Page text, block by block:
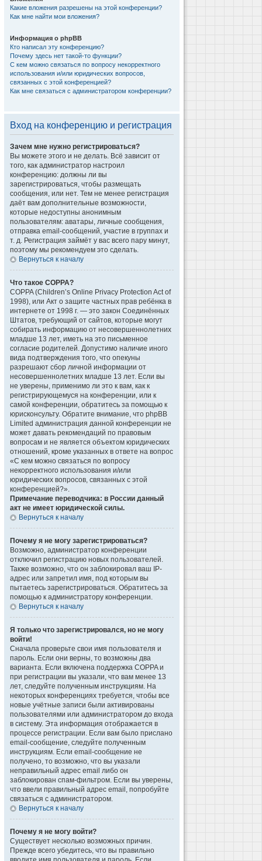
Какие вложения разрешены на этой конференции?
Как мне найти мои вложения?
Информация о phpBB
Кто написал эту конференцию?
Почему здесь нет такой-то функции?
С кем можно связаться по вопросу некорректного
использования и/или юридических вопросов,
связанных с этой конференцией?
Как мне связаться с администратором конференции?
Вход на конференцию и регистрация
Зачем мне нужно регистрироваться?
Вы можете этого и не делать. Всё зависит от
того, как администратор настроил
конференцию: должны ли вы
зарегистрироваться, чтобы размещать
сообщения, или нет. Тем не менее регистрация
даёт вам дополнительные возможности,
которые недоступны анонимным
пользователям: аватары, личные сообщения,
отправка email-сообщений, участие в группах и
т. д. Регистрация займёт у вас всего пару минут,
поэтому мы рекомендуем это сделать.
Вернуться к началу
Что такое COPPA?
COPPA (Children’s Online Privacy Protection Act of
1998), или Акт о защите частных прав ребёнка в
интернете от 1998 г. — это закон Соединённых
Штатов, требующий от сайтов, которые могут
собирать информацию от несовершеннолетних
младше 13 лет, иметь на это письменное
согласие родителей. Допустимо наличие иного
вида подтверждения того, что опекуны
разрешают сбор личной информации от
несовершеннолетних младше 13 лет. Если вы
не уверены, применимо ли это к вам, как к
регистрирующемуся на конференции, или к
самой конференции, обратитесь за помощью к
юрисконсульту. Обратите внимание, что phpBB
Limited администрация данной конференции не
может давать рекомендаций по правовым
вопросам и не является объектом юридических
отношений, кроме указанных в ответе на вопрос
«С кем можно связаться по вопросу
некорректного использования и/или
юридических вопросов, связанных с этой
конференцией?».
Примечание переводчика: в России данный
акт не имеет юридической силы.
Вернуться к началу
Почему я не могу зарегистрироваться?
Возможно, администратор конференции
отключил регистрацию новых пользователей.
Также возможно, что он заблокировал ваш IP-
адрес или запретил имя, под которым вы
пытаетесь зарегистрироваться. Обратитесь за
помощью к администратору конференции.
Вернуться к началу
Я только что зарегистрировался, но не могу
войти!
Сначала проверьте свои имя пользователя и
пароль. Если они верны, то возможны два
варианта. Если включена поддержка COPPA и
при регистрации вы указали, что вам менее 13
лет, следуйте полученным инструкциям. На
некоторых конференциях требуется, чтобы все
новые учётные записи были активированы
пользователями или администратором до входа
в систему. Эта информация отображается в
процессе регистрации. Если вам было прислано
email-сообщение, следуйте полученным
инструкциям. Если email-сообщение не
получено, то возможно, что вы указали
неправильный адрес email либо он
заблокирован спам-фильтром. Если вы уверены,
что ввели правильный адрес email, попробуйте
связаться с администратором.
Вернуться к началу
Почему я не могу войти?
Существует несколько возможных причин.
Прежде всего убедитесь, что вы правильно